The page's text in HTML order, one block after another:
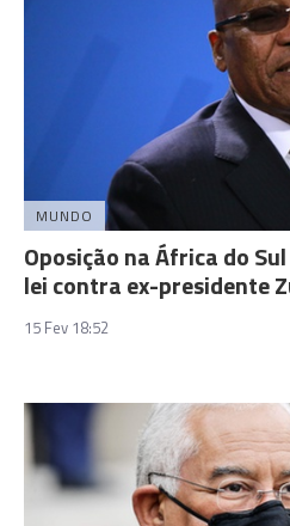
MUNDO
Oposição na África do
lei contra ex-presidente
15 Fev 18:52